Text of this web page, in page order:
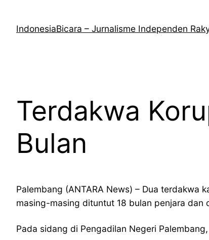
kontenIndonesiaBicara – Jurnalisme Independen
Terdakwa
Bulan
Palembang (ANTARA News) – Dua terdakwa
masing-masing dituntut 18 bulan penjara dan
Pada sidang di Pengadilan Negeri